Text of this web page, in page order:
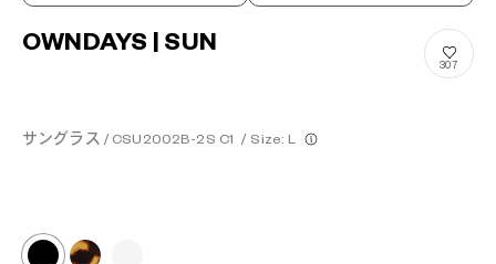
OWNDAYS | SUN
サングラス / CSU2002B-2S C1 / Size: L
307